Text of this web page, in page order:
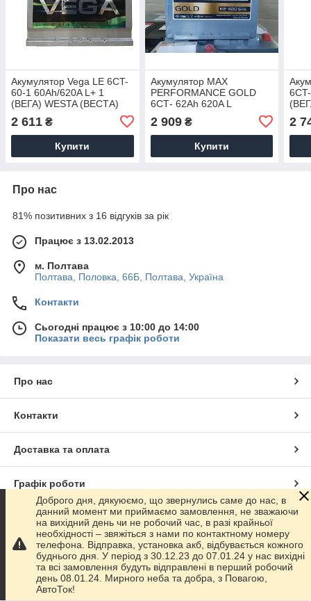
Акумулятор Vega LE 6CT-
60-1 60Ah/620A L+ 1
(ВЕГА) WESTA (ВЕСТА)
Кіслотний Україна ПДС
2 611 ₴
Купити
Акумулятор MAX
PERFORMANCE GOLD
6СТ- 62Ah 620A L
Кислотна Туреччина НДС
2 909₴
Купити
2
Про нас
81% позитивних з 16 відгуків за рік
Працює з 13.02.2013
м. Полтава
Полтава, Половка, 66Б, Полтава, Україна
Контакти
Сьогодні працює з 10:00 до 14:00
Показати весь графік роботи
Про нас
Контакти
Доставка та оплата
Графік роботи
Повна версія сайту
Сайт створено на маркетплейсіProm.ua
Політика конфіденційності
Доброго дня, дякуюємо, що звернулись саме до нас, в
данний момент ми приймаємо замовлення, не зважаючи
на вихідний день чи не робочий час, в разі крайньої
необхідності – звяжіться з нами по контактному номеру
телефона. Відправка, установка акб, відбувається кожного
буднього дня. У період з 30.12.23 до 07.01.24 у нас вихідні
та всі замовлення будуть відправлені в перший робочий
день 08.01.24. Мирного неба та добра, з Повагою,
АвтоТок!